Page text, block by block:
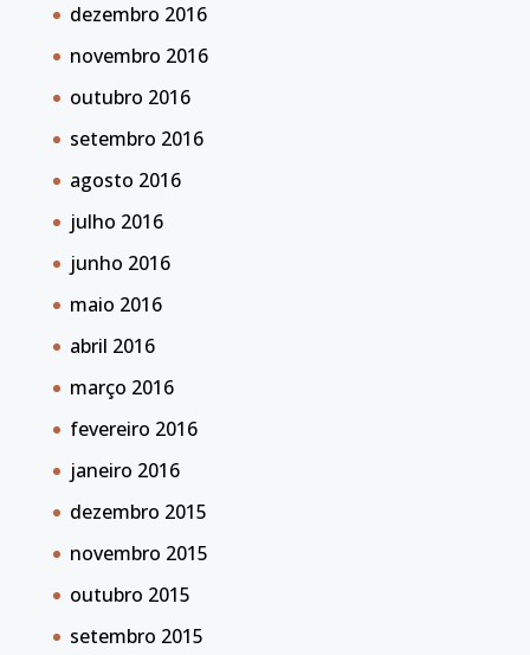
dezembro 2016
novembro 2016
outubro 2016
setembro 2016
agosto 2016
julho 2016
junho 2016
maio 2016
abril 2016
março 2016
fevereiro 2016
janeiro 2016
dezembro 2015
novembro 2015
outubro 2015
setembro 2015